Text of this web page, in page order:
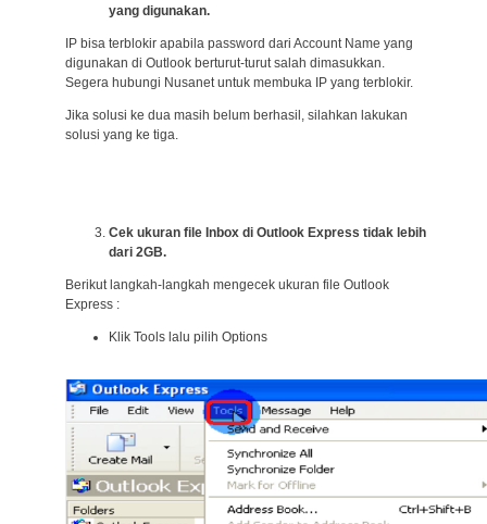
yang digunakan.
IP bisa terblokir apabila password dari Account Name yang
digunakan di Outlook berturut-turut salah dimasukkan.
Segera hubungi Nusanet untuk membuka IP yang terblokir.
Jika solusi ke dua masih belum berhasil, silahkan lakukan
solusi yang ke tiga.
Cek ukuran file Inbox di Outlook Express tidak lebih
dari 2GB.
Berikut langkah-langkah mengecek ukuran file Outlook
Express :
Klik Tools lalu pilih Options